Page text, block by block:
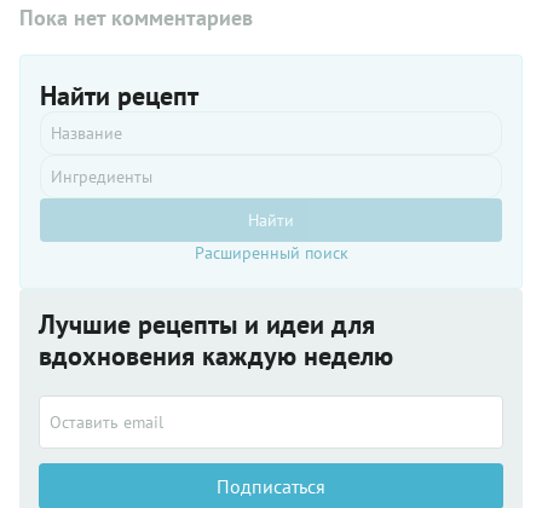
Пока нет комментариев
Найти рецепт
Найти
Расширенный поиск
Лучшие рецепты и идеи для
вдохновения каждую неделю
Подписаться